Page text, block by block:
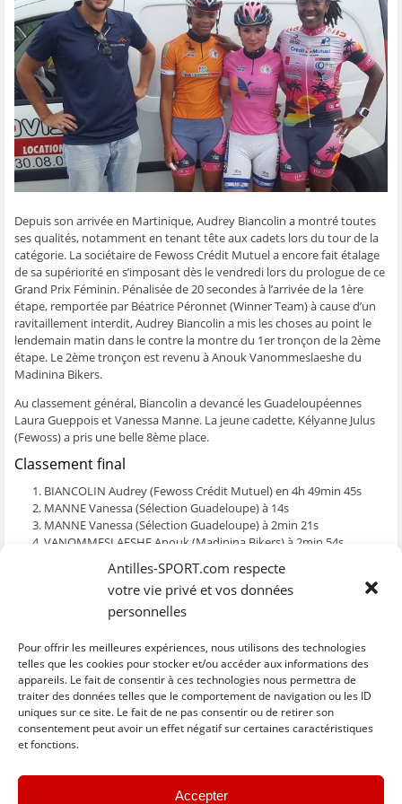
Antilles-SPORT.com respecte
votre vie privé et vos données
personnelles
Pour offrir les meilleures expériences, nous utilisons des technologies
telles que les cookies pour stocker et/ou accéder aux informations des
appareils. Le fait de consentir à ces technologies nous permettra de
traiter des données telles que le comportement de navigation ou les ID
uniques sur ce site. Le fait de ne pas consentir ou de retirer son
consentement peut avoir un effet négatif sur certaines caractéristiques
et fonctions.
Accepter
e
s
u
F
a
b
o
o
k
(
o
r
d
a
n
s
u
n
e
n
o
u
v
e
l
l
e
n
ê
t
r
e
u
r
T
w
t
r
(
o
u
v
e
a
n
s
n
e
n
o
u
v
e
l
l
e
ê
t
r
e
)
e
r
s
u
r
W
h
a
t
s
A
p
p
(
o
u
v
r
d
a
n
u
n
e
n
o
u
v
e
l
l
n
ê
t
r
e
e
r
s
u
r
S
k
y
p
(
o
v
r
e
d
a
s
u
n
e
n
o
u
v
e
l
l
e
f
e
r
e
)
a
r
e
-
m
a
i
l
à
u
a
m
i
(
o
v
r
e
a
n
s
u
n
e
n
o
u
v
e
f
e
Depuis son arrivée en Martinique, Audrey Biancolin a montré toutes
ses qualités, notamment en tenant tête aux cadets lors du tour de la
catégorie. La sociétaire de Fewoss Crédit Mutuel a encore fait étalage
de sa supériorité en s’imposant dès le vendredi lors du prologue de ce
Grand Prix Féminin. Pénalisée de 20 secondes à l’arrivée de la 1ère
étape, remportée par Béatrice Péronnet (Winner Team) à cause d’un
ravitaillement interdit, Audrey Biancolin a mis les choses au point le
lendemain matin dans le contre la montre du 1er tronçon de la 2ème
étape. Le 2ème tronçon est revenu à Anouk Vanommeslaeshe du
Madinina Bikers.
Au classement général, Biancolin a devancé les Guadeloupéennes
Laura Gueppois et Vanessa Manne. La jeune cadette, Kélyanne Julus
(Fewoss) a pris une belle 8ème place.
Classement final
BIANCOLIN Audrey (Fewoss Crédit Mutuel) en 4h 49min 45s
MANNE Vanessa (Sélection Guadeloupe) à 14s
MANNE Vanessa (Sélection Guadeloupe) à 2min 21s
VANOMMESLAESHE Anouk (Madinina Bikers) à 2min 54s
PERONET Béatrice (Winner Team) à 3min 09s
CONTRÔLE Ophélie (Sélection Guadeloupe) à 3min 29s
NONONE Cindy (VCF) à 4min 07s
JULUS Kelyane (Fewoss Crédit Mutuel) à 5min 56s
MIEU Océane (Sélection Guadeloupe) à 11min 29s
C
l
C
l
C
l
i
p
C
l
C
l